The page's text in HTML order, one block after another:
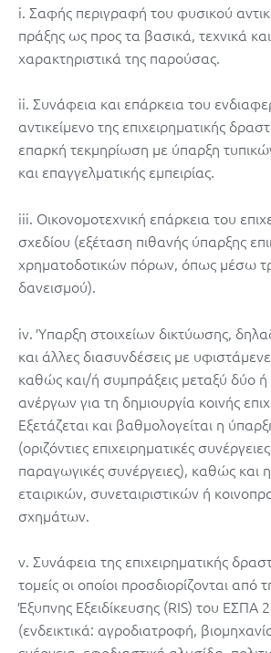
i. Σαφής περιγραφή του φυσικού
πράξης ως προς τα βασικά, τεχνικά και
χαρακτηριστικά της παρούσας.
ii. Συνάφεια και επάρκεια του
αντικείμενο της επιχειρηματικής
επαρκή τεκμηρίωση με ύπαρξη
και επαγγελματικής εμπειρίας.
iii. Οικονομοτεχνική επάρκεια του
σχεδίου (εξέταση πιθανής ύπαρξης
χρηματοδοτικών πόρων, όπως μέσω
δανεισμού).
iv. Ύπαρξη στοιχείων δικτύωσης,
και άλλες διασυνδέσεις με
καθώς και/ή συμπράξεις μεταξύ δύο
ανέργων για τη δημιουργία κοινής
Εξετάζεται και βαθμολογείται η
(οριζόντιες επιχειρηματικές
παραγωγικές συνέργειες), καθώς και
εταιρικών, συνεταιριστικών ή
σχημάτων.
v. Συνάφεια της επιχειρηματικής
τομείς οι οποίοι προσδιορίζονται από
Έξυπνης Εξειδίκευσης (RIS) του ΕΣΠΑ
(ενδεικτικά: αγροδιατροφή,